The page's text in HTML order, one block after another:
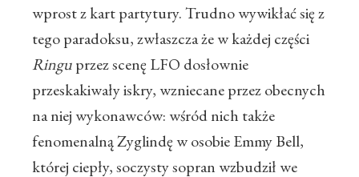
wprost z kart partytury. Trudno wywikłać się z
tego paradoksu, zwłaszcza że w każdej części
Ringuprzez scenę LFO dosłownie
przeskakiwały iskry, wzniecane przez obecnych
na niej wykonawców: wśród nich także
fenomenalną Zyglindę w osobie Emmy Bell,
której ciepły, soczysty sopran wzbudził we